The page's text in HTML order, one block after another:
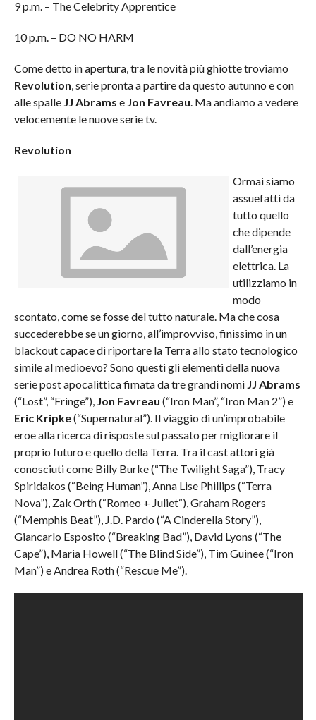
9 p.m. – The Celebrity Apprentice
10 p.m. – DO NO HARM
Come detto in apertura, tra le novità più ghiotte troviamo
Revolution, serie pronta a partire da questo autunno e con
alle spalle JJ Abrams e Jon Favreau. Ma andiamo a vedere
velocemente le nuove serie tv.
Revolution
Ormai siamo
assuefatti da
tutto quello
che dipende
dall’energia
elettrica. La
utilizziamo in
modo
scontato, come se fosse del tutto naturale. Ma che cosa
succederebbe se un giorno, all’improvviso, finissimo in un
blackout capace di riportare la Terra allo stato tecnologico
simile al medioevo? Sono questi gli elementi della nuova
serie post apocalittica fimata da tre grandi nomi JJ Abrams
(“Lost”, “Fringe”), Jon Favreau (“Iron Man”, “Iron Man 2”) e
Eric Kripke(“Supernatural”). Il viaggio di un’improbabile
eroe alla ricerca di risposte sul passato per migliorare il
proprio futuro e quello della Terra. Tra il cast attori già
conosciuti come Billy Burke (“The Twilight Saga”), Tracy
Spiridakos (“Being Human”), Anna Lise Phillips (“Terra
Nova”), Zak Orth (“Romeo + Juliet“), Graham Rogers
(“Memphis Beat”), J.D. Pardo (“A Cinderella Story”),
Giancarlo Esposito (“Breaking Bad”), David Lyons (“The
Cape”), Maria Howell (“The Blind Side”), Tim Guinee (“Iron
Man”) e Andrea Roth (“Rescue Me”).